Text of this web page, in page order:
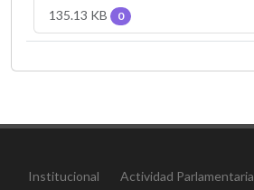
135.13 KB 0
Institucional Actividad Parlamentaria